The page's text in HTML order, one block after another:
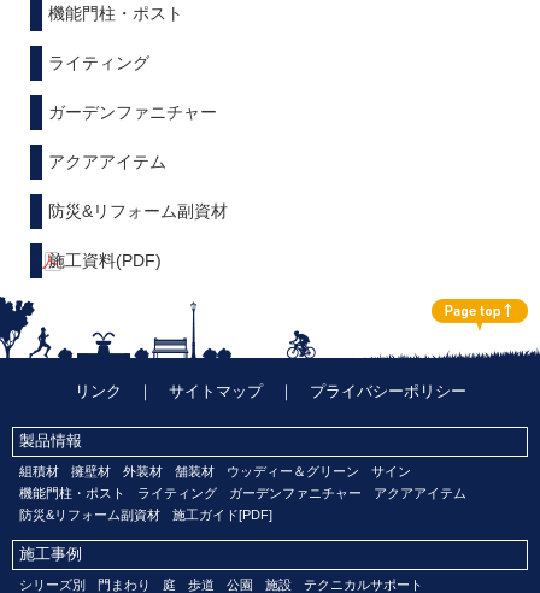
機能門柱・ポスト
ライティング
ガーデンファニチャー
アクアアイテム
防災&リフォーム副資材
施工資料(PDF)
リンク ｜ サイトマップ｜ プライバシーポリシー
製品情報
組積材 擁壁材 外装材 舗装材 ウッディー＆グリーン
サイン
機能門柱・ポスト
ライティング ガーデンファニチャー
アクアアイテム
防災&リフォーム副資材
施工ガイド[PDF]
施工事例
シリーズ別 門まわり 庭 歩道 公園 施設 テクニカルサポート